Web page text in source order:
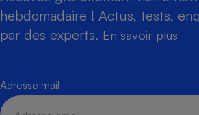
hebdomadaire ! Actus, tests,
par des experts. En savoir plus
Adresse mail